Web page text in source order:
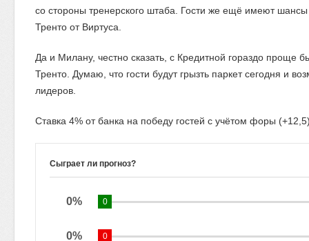
со стороны тренерского штаба. Гости же ещё имеют
Тренто от Виртуса.
Да и Милану, честно сказать, с Кредитной гораздо
Тренто. Думаю, что гости будут грызть паркет сегодня и
лидеров.
Ставка 4% от банка на победу гостей с учётом форы
Сыграет ли прогноз?
0% 0
0% 0